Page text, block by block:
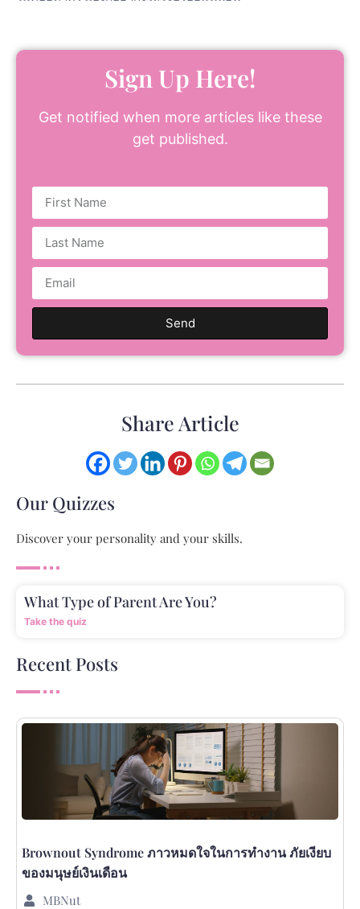
Sign Up Here!
Get notified when more articles like these
get published.
Send
Share Article
Our Quizzes
Discover your personality and your skills.
What Type of Parent Are You?
Take the quiz
Recent Posts
Brownout Syndrome ภาวหมดใจในการทำงาน ภัยเงียบ
ของมนุษย์เงินเดือน
MBNut